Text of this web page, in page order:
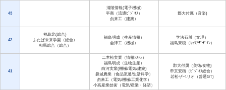
43
清陵情報(電子機械)
平商（流通ﾋﾞｼﾞﾈｽ）
勿来工（建築）
郡大付属（音楽)
42
福島北(総合)
ふたば未来学園（総合）
相馬総合（総合）
福島明成（生産情報）
会津工（機械）
学法石川（文理）
福島東稜（ｷｬﾘｱﾃﾞｻﾞｲﾝ）
41
二本松実業（情報ｼｽﾃﾑ）
福島明成（生物生産）
白河実業(機械/電気/建築)
磐城農業（食品流通/生活科学）
勿来工（電気/機械/工業化学）
小高産業技術（電気/産業・経済）
郡大付属（美術/食物)
帝京安積（ﾋﾞｼﾞﾈｽ総合）
若松ザベリオ（普通GT)